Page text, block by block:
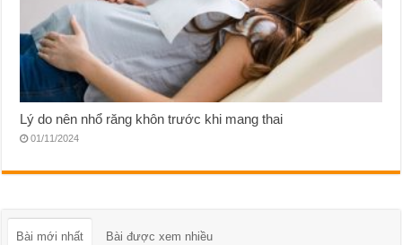
Lý do nên nhổ răng khôn trước khi mang thai
01/11/2024
Bài mới nhất Bài được xem nhiều